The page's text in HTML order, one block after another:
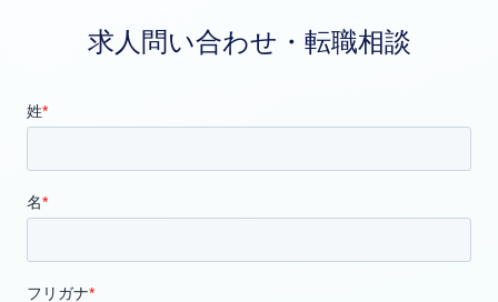
求人問い合わせ・転職相談